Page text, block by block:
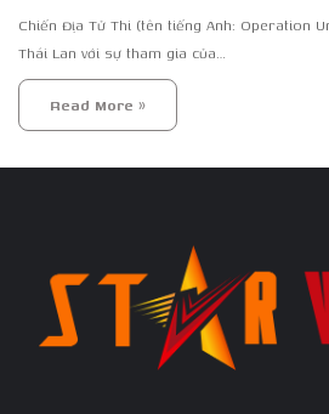
Chiến Địa Tử Thi (tên tiếng Anh: Operation
Thái Lan với sự tham gia của…
Read More »